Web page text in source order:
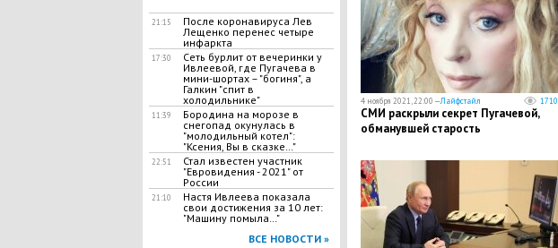
21:15
После коронавируса Лев
Лещенко перенес четыре
инфаркта
17:30
Сеть бурлит от вечеринки у
Ивлеевой, где Пугачева в
мини-шортах – "богиня", а
Галкин "спит в
холодильнике"
11:39
Бородина на морозе в
снегопад окунулась в
"молодильный котел":
"Ксения, Вы в сказке…"
22:51
Стал известен участник
"Евровидения - 2021" от
России
21:10
Настя Ивлеева показала
свои достижения за 10 лет:
"Машину помыла…"
ВСЕ НОВОСТИ »
4 ноября 2021, 22:00 —Лайфстайл 1710
СМИ раскрыли секрет Пугачевой,
обманувшей старость